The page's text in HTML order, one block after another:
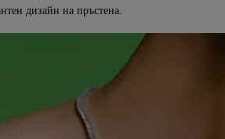
дизайн на пръстена.